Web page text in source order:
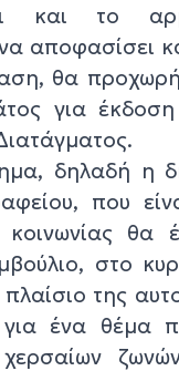
και το
αποφασίσει
θα
για έκδοση
δηλαδή η
που
κοινωνίας θα
στο
της
για ένα θέμα